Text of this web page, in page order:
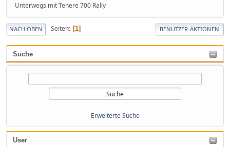
Suche
Erweiterte Suche
User
Unterwegs mit Tenere 700 Rally
NACH OBEN Seiten 1 BENUTZER-AKTIONEN